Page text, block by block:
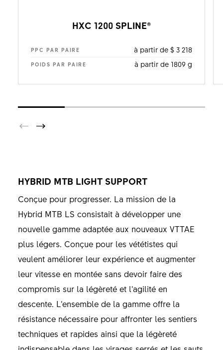
HXC 1200 SPLINE®
PPC PAR PAIRE à partir de $ 3 218
POIDS PAR PAIRE à partir de 1809 g
HYBRID MTB LIGHT SUPPORT
Conçue pour progresser. La mission de la
Hybrid MTB LS consistait à développer une
nouvelle gamme adaptée aux nouveaux VTTAE
plus légers. Conçue pour les vététistes qui
veulent améliorer leur expérience et augmenter
leur vitesse en montée sans devoir faire des
compromis sur la légèreté et l’agilité en
descente. L’ensemble de la gamme offre la
résistance nécessaire pour affronter les sentiers
techniques et rapides ainsi que la légèreté